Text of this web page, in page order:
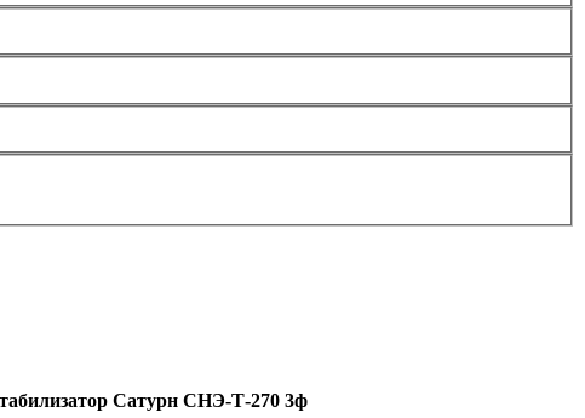
Сатурн СНЭ-Т-270 3ф